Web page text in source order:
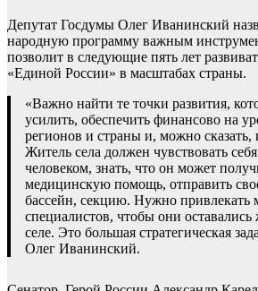
Депутат Госдумы Олег Иванинский
народную программу важным
позволит в следующие пять лет
«Единой России» в масштабах страны.
«Важно найти те точки развития,
усилить, обеспечить финансово на
регионов и страны и, можно сказать,
Житель села должен чувствовать
человеком, знать, что он может
медицинскую помощь, отправить
бассейн, секцию. Нужно привлекать
специалистов, чтобы они оставались
селе. Это большая стратегическая
Олег Иванинский.